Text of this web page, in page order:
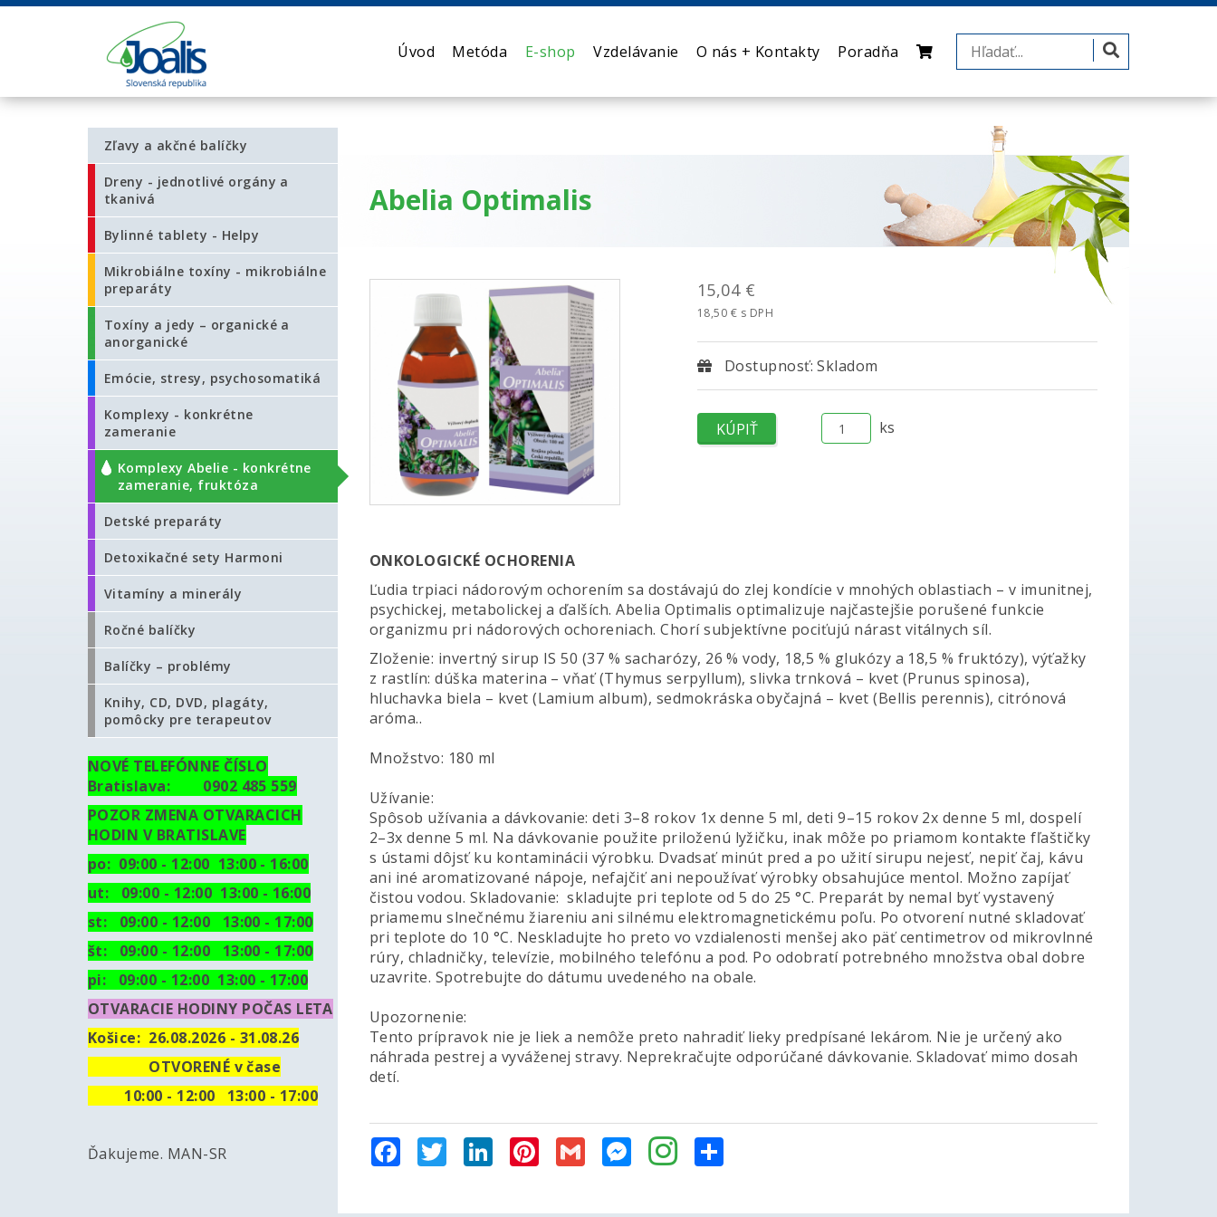
Úvod Metóda E-shop Vzdelávanie O nás + Kontakty Poradňa
Abelia Optimalis
15,04 €
18,50 € s DPH
Dostupnosť: Skladom
ks
ONKOLOGICKÉ OCHORENIA
Ľudia trpiaci nádorovým ochorením sa dostávajú do zlej kondície v mnohých oblastiach – v imunitnej,
psychickej, metabolickej a ďalších. Abelia Optimalis optimalizuje najčastejšie porušené funkcie
organizmu pri nádorových ochoreniach. Chorí subjektívne pociťujú nárast vitálnych síl.
Zloženie: invertný sirup IS 50 (37 % sacharózy, 26 % vody, 18,5 % glukózy a 18,5 % fruktózy), výťažky
z rastlín: dúška materina – vňať (Thymus serpyllum), slivka trnková – kvet (Prunus spinosa),
hluchavka biela – kvet (Lamium album), sedmokráska obyčajná – kvet (Bellis perennis), citrónová
aróma..
Množstvo: 180 ml
Užívanie:
Spôsob užívania a dávkovanie: deti 3–8 rokov 1x denne 5 ml, deti 9–15 rokov 2x denne 5 ml, dospelí
2–3x denne 5 ml. Na dávkovanie použite priloženú lyžičku, inak môže po priamom kontakte fľaštičky
s ústami dôjsť ku kontaminácii výrobku. Dvadsať minút pred a po užití sirupu nejesť, nepiť čaj, kávu
ani iné aromatizované nápoje, nefajčiť ani nepoužívať výrobky obsahujúce mentol. Možno zapíjať
čistou vodou. Skladovanie: skladujte pri teplote od 5 do 25 °C. Preparát by nemal byť vystavený
priamemu slnečnému žiareniu ani silnému elektromagnetickému poľu. Po otvorení nutné skladovať
pri teplote do 10 °C. Neskladujte ho preto vo vzdialenosti menšej ako päť centimetrov od mikrovlnné
rúry, chladničky, televízie, mobilného telefónu a pod. Po odobratí potrebného množstva obal dobre
uzavrite. Spotrebujte do dátumu uvedeného na obale.
Upozornenie:
Tento prípravok nie je liek a nemôže preto nahradiť lieky predpísané lekárom. Nie je určený ako
náhrada pestrej a vyváženej stravy. Neprekračujte odporúčané dávkovanie. Skladovať mimo dosah
detí.
FacebookTwitterLinkedInPinterest
Gmail Messenger
Zľavy a akčné balíčky
Dreny - jednotlivé orgány a
tkanivá
Bylinné tablety - Helpy
Mikrobiálne toxíny - mikrobiálne
preparáty
Toxíny a jedy – organické a
anorganické
Emócie, stresy, psychosomatiká
Komplexy - konkrétne
zameranie
Komplexy Abelie - konkrétne
zameranie, fruktóza
Detské preparáty
Detoxikačné sety Harmoni
Vitamíny a minerály
Ročné balíčky
Balíčky – problémy
Knihy, CD, DVD, plagáty,
pomôcky pre terapeutov
NOVÉ TELEFÓNNE ČÍSLO
Bratislava: 0902 485 559
POZOR ZMENA OTVARACICH
HODIN V BRATISLAVE
po: 09:00 - 12:00 13:00 - 16:00
ut: 09:00 - 12:00 13:00 - 16:00
st: 09:00 - 12:00 13:00 - 17:00
št: 09:00 - 12:00 13:00 - 17:00
pi: 09:00 - 12:00 13:00 - 17:00
OTVARACIE HODINY POČAS LETA
Košice: 26.08.2026 - 31.08.26
OTVORENÉ v čase
10:00 - 12:00 13:00 - 17:00
Ďakujeme. MAN-SR